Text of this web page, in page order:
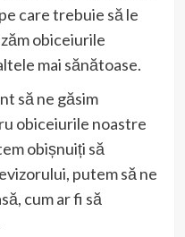
care trebuie să le
obiceiurile
mai sănătoase.
să ne găsim
obiceiurile noastre
obișnuiți să
putem să ne
cum ar fi să